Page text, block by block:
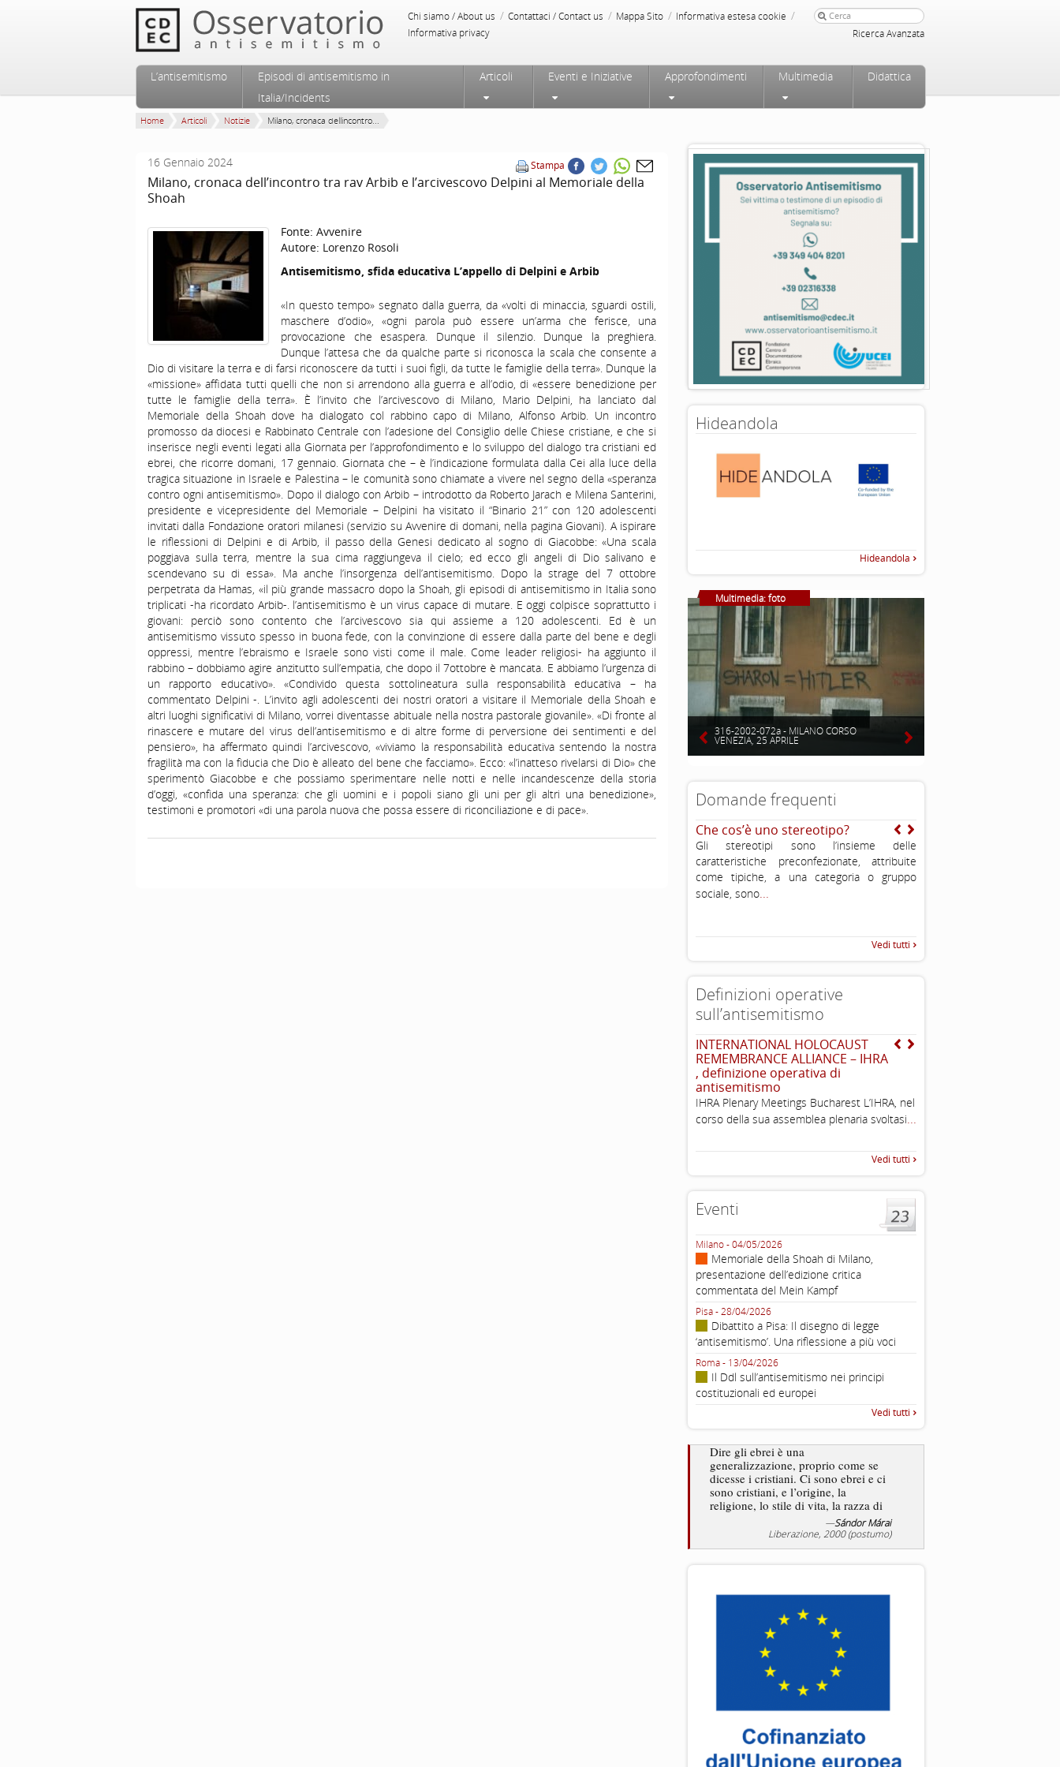
Chi siamo / About us / Contattaci / Contact us / Mappa Sito / Informativa estesa cookie /
Informativa privacy Ricerca Avanzata
Menu principale
Vai al contenuto principale
Vai al contenuto secondario
L’antisemitismo
Episodi di antisemitismo in
Italia/Incidents
Articoli Eventi e Iniziative Approfondimenti Multimedia Didattica
Home Articoli Notizie Milano, cronaca dellincontro...
Stampa
16 Gennaio 2024
Milano, cronaca dell’incontro tra rav Arbib e l’arcivescovo Delpini al Memoriale della
Shoah
Fonte: Avvenire
Autore: Lorenzo Rosoli
Antisemitismo, sfida educativa L’appello di Delpini e Arbib
«In questo tempo» segnato dalla guerra, da «volti di minaccia, sguardi ostili,
maschere d’odio», «ogni parola può essere un’arma che ferisce, una
provocazione che esaspera. Dunque il silenzio. Dunque la preghiera.
Dunque l’attesa che da qualche parte si riconosca la scala che consente a
Dio di visitare la terra e di farsi riconoscere da tutti i suoi figli, da tutte le famiglie della terra». Dunque la
«missione» affidata tutti quelli che non si arrendono alla guerra e all’odio, di «essere benedizione per
tutte le famiglie della terra». È l’invito che l’arcivescovo di Milano, Mario Delpini, ha lanciato dal
Memoriale della Shoah dove ha dialogato col rabbino capo di Milano, Alfonso Arbib. Un incontro
promosso da diocesi e Rabbinato Centrale con l’adesione del Consiglio delle Chiese cristiane, e che si
inserisce negli eventi legati alla Giornata per l’approfondimento e lo sviluppo del dialogo tra cristiani ed
ebrei, che ricorre domani, 17 gennaio. Giornata che – è l’indicazione formulata dalla Cei alla luce della
tragica situazione in Israele e Palestina – le comunità sono chiamate a vivere nel segno della «speranza
contro ogni antisemitismo». Dopo il dialogo con Arbib – introdotto da Roberto Jarach e Milena Santerini,
presidente e vicepresidente del Memoriale – Delpini ha visitato il “Binario 21” con 120 adolescenti
invitati dalla Fondazione oratori milanesi (servizio su Avvenire di domani, nella pagina Giovani). A ispirare
le riflessioni di Delpini e di Arbib, il passo della Genesi dedicato al sogno di Giacobbe: «Una scala
poggiava sulla terra, mentre la sua cima raggiungeva il cielo; ed ecco gli angeli di Dio salivano e
scendevano su di essa». Ma anche l’insorgenza dell’antisemitismo. Dopo la strage del 7 ottobre
perpetrata da Hamas, «il più grande massacro dopo la Shoah, gli episodi di antisemitismo in Italia sono
triplicati -ha ricordato Arbib-. l’antisemitismo è un virus capace di mutare. E oggi colpisce soprattutto i
giovani: perciò sono contento che l’arcivescovo sia qui assieme a 120 adolescenti. Ed è un
antisemitismo vissuto spesso in buona fede, con la convinzione di essere dalla parte del bene e degli
oppressi, mentre l’ebraismo e Israele sono visti come il male. Come leader religiosi- ha aggiunto il
rabbino – dobbiamo agire anzitutto sull’empatia, che dopo il 7ottobre è mancata. E abbiamo l’urgenza di
un rapporto educativo». «Condivido questa sottolineatura sulla responsabilità educativa – ha
commentato Delpini -. L’invito agli adolescenti dei nostri oratori a visitare il Memoriale della Shoah e
altri luoghi significativi di Milano, vorrei diventasse abituale nella nostra pastorale giovanile». «Di fronte al
rinascere e mutare del virus dell’antisemitismo e di altre forme di perversione dei sentimenti e del
pensiero», ha affermato quindi l’arcivescovo, «viviamo la responsabilità educativa sentendo la nostra
fragilità ma con la fiducia che Dio è alleato del bene che facciamo». Ecco: «l’inatteso rivelarsi di Dio» che
sperimentò Giacobbe e che possiamo sperimentare nelle notti e nelle incandescenze della storia
d’oggi, «confida una speranza: che gli uomini e i popoli siano gli uni per gli altri una benedizione»,
testimoni e promotori «di una parola nuova che possa essere di riconciliazione e di pace».
Hideandola
Hideandola
Multimedia: foto
316-2002-072a - MILANO CORSO
VENEZIA, 25 APRILE
Domande frequenti
Che cos’è uno stereotipo?
Gli stereotipi sono l’insieme delle
caratteristiche preconfezionate, attribuite
come tipiche, a una categoria o gruppo
sociale, sono...
Vedi tutti
Definizioni operative
sull’antisemitismo
INTERNATIONAL HOLOCAUST
REMEMBRANCE ALLIANCE – IHRA
, definizione operativa di
antisemitismo
IHRA Plenary Meetings Bucharest L’IHRA, nel
corso della sua assemblea plenaria svoltasi...
Vedi tutti
Eventi
Milano - 04/05/2026
Memoriale della Shoah di Milano,
presentazione dell’edizione critica
commentata del Mein Kampf
Pisa - 28/04/2026
Dibattito a Pisa: Il disegno di legge
‘antisemitismo’. Una riflessione a più voci
Roma - 13/04/2026
Il Ddl sull’antisemitismo nei principi
costituzionali ed europei
Vedi tutti
Dire gli ebrei è una
generalizzazione, proprio come se
dicesse i cristiani. Ci sono ebrei e ci
sono cristiani, e l’origine, la
religione, lo stile di vita, la razza di
sicuro comportano tanti tratti...
—Sándor Márai
Liberazione, 2000 (postumo)